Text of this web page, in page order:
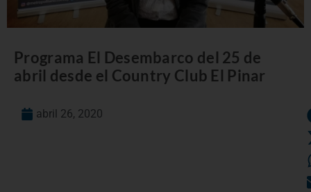
Programa El Desembarco del 25 de
abril desde el Country Club El Pinar
abril 26, 2020